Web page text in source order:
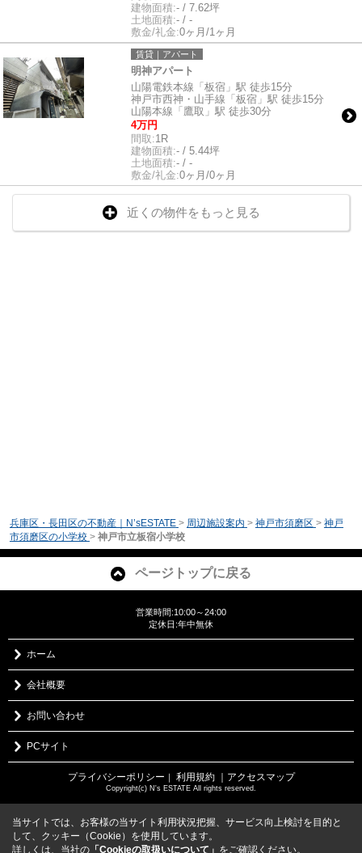
建物面積:- / 7.62坪
土地面積:- / -
敷金/礼金:0ヶ月/1ヶ月
賃貸｜アパート
明神アパート
山陽電鉄本線「板宿」駅 徒歩15分
神戸市西神・山手線「板宿」駅 徒歩15分
山陽本線「鷹取」駅 徒歩30分
4万円
間取:1R
建物面積:- / 5.44坪
土地面積:- / -
敷金/礼金:0ヶ月/0ヶ月
近くの物件をもっと見る
兵庫区・長田区の不動産｜N’sESTATE > 周辺施設案内 > 神戸市須磨区 > 神戸
市須磨区の小学校 > 神戸市立板宿小学校
ページトップに戻る
営業時間:10:00～24:00
定休日:年中無休
ホーム
会社概要
お問い合わせ
PCサイト
プライバシーポリシー ｜ 利用規約 ｜アクセスマップ
Copyright(c) N's ESTATE All rights reserved.
当サイトでは、お客様の当サイト利用状況把握、サービス向上検討を目的と
して、クッキー（Cookie）を使用しています。
詳しくは、当社の 「Cookieの取扱いについて」 をご確認ください。